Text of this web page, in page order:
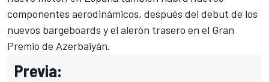
componentes aerodinámicos, después del debut de los
nuevos bargeboards y el alerón trasero en el Gran
Premio de Azerbaiyán.
Previa: